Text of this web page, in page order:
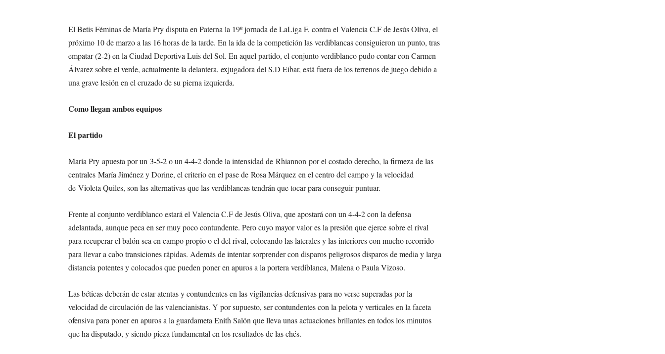
El Betis Féminas de María Pry disputa en Paterna la 19º jornada de LaLiga F, contra el Valencia C.F de Jesús Oliva, el
próximo 10 de marzo a las 16 horas de la tarde. En la ida de la competición las verdiblancas consiguieron un punto, tras
empatar (2-2) en la Ciudad Deportiva Luis del Sol. En aquel partido, el conjunto verdiblanco pudo contar con Carmen
Álvarez sobre el verde, actualmente la delantera, exjugadora del S.D Eibar, está fuera de los terrenos de juego debido a
una grave lesión en el cruzado de su pierna izquierda.
Como llegan ambos equipos
El partido
María Pry apuesta por un 3-5-2 o un 4-4-2 donde la intensidad de Rhiannon por el costado derecho, la firmeza de las
centrales María Jiménez y Dorine, el criterio en el pase de Rosa Márquez en el centro del campo y la velocidad
de Violeta Quiles, son las alternativas que las verdiblancas tendrán que tocar para conseguir puntuar.
Frente al conjunto verdiblanco estará el Valencia C.F de Jesús Oliva, que apostará con un 4-4-2 con la defensa
adelantada, aunque peca en ser muy poco contundente. Pero cuyo mayor valor es la presión que ejerce sobre el rival
para recuperar el balón sea en campo propio o el del rival, colocando las laterales y las interiores con mucho recorrido
para llevar a cabo transiciones rápidas. Además de intentar sorprender con disparos peligrosos disparos de media y larga
distancia potentes y colocados que pueden poner en apuros a la portera verdiblanca, Malena o Paula Vizoso.
Las béticas deberán de estar atentas y contundentes en las vigilancias defensivas para no verse superadas por la
velocidad de circulación de las valencianistas. Y por supuesto, ser contundentes con la pelota y verticales en la faceta
ofensiva para poner en apuros a la guardameta Enith Salón que lleva unas actuaciones brillantes en todos los minutos
que ha disputado, y siendo pieza fundamental en los resultados de las chés.